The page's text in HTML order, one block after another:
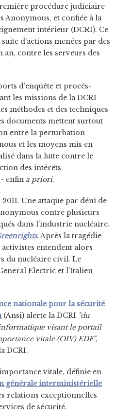
procédure judiciaire
Anonymous, et confiée à la
intérieur (DCRI). Ce
d'actions menées par des
contre les serveurs des
d’enquête et procès-
les missions de la DCRI
méthodes et des techniques
documents mettent surtout
entre la perturbation
et les moyens mis en
dans la lutte contre le
des intérêts
enfin a priori.
Une attaque par déni de
contre plusieurs
dans l’industrie nucléaire.
. Après la tragédie
entendent alors
du nucléaire civil. Le
Electric et l’Italien
nationale pour la sécurité
(Ansi) alerte la DCRI "du
visant le portail
vitale (OIV) EDF",
DCRI.
vitale, définie en
générale interministérielle
relations exceptionnelles
de sécurité.